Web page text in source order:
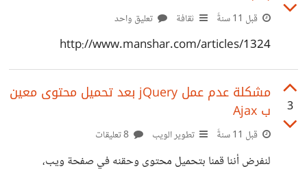
يتم تحويله، إلى هذه الصفحة ما رأيكم ؟
http://yaqutlab.com/thief/ فكرة وتنفيذ:
قبل 11 سنةً ثقافة تعليق واحد
http://www.manshar.com/articles/1324
3
مشكلة عدم عمل jQuery بعد تحميل محتوى معين
ب Ajax
قبل 11 سنةً تطوير الويب
لنفرض أننا قمنا بتحميل محتوى وحقنه في صفحة ويب،